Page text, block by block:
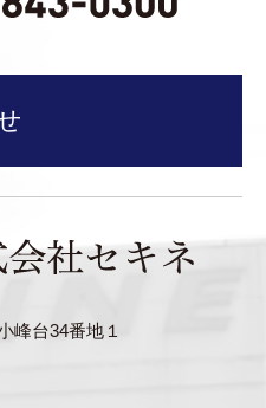
峰台34番地１